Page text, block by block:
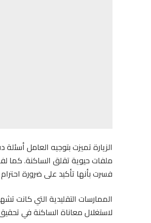
الزيارة تميزت بتوجيه العامل
ملفات حيوية تقلق الساكنة. كما
فسرت بأنها تأكيد على ضرورة
الممارسات التقليدية التي كانت
لاستغلال معاناة الساكنة في